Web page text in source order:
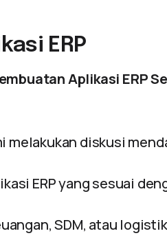
ERP
Aplikasi ERP
melakukan diskusi
ERP yang sesuai
SDM, atau